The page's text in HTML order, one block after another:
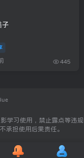
子
445
学习使用，禁止露点等违规
承担使用后果责任。